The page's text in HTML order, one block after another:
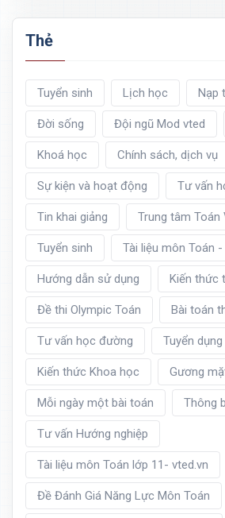
Thẻ
Tuyển sinh Lịch học Nạp
Đời sống Đội ngũ Mod vted
Khoá học Chính sách, dịch vụ
Sự kiện và hoạt động Tư vấn
Tin khai giảng Trung tâm Toán
Tuyển sinh Tài liệu môn Toán -
Hướng dẫn sử dụng Kiến thức
Đề thi Olympic Toán Bài toán
Tư vấn học đường Tuyển dụng
Kiến thức Khoa học Gương
Mỗi ngày một bài toán Thông
Tư vấn Hướng nghiệp
Tài liệu môn Toán lớp 11- vted.vn
Đề Đánh Giá Năng Lực Môn Toán